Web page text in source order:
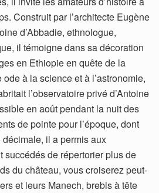
Construit par l’architecte Eugène
d’Abbadie, ethnologue,
il témoigne dans sa décoration
en Ethiopie en quête de la
à la science et à l’astronomie,
l’observatoire privé d’Antoine
en août pendant la nuit des
de pointe pour l’époque, dont
il a permis aux
succédés de répertorier plus de
du château, vous croiserez peut-
et leurs Manech, brebis à tête